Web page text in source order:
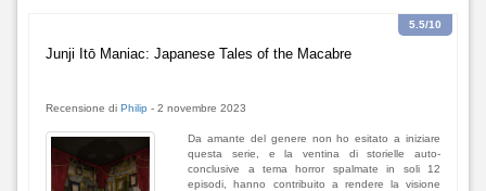
Junji Itō Maniac: Japanese Tales of the Macabre
5.5/10
Recensione di Philip - 2 novembre 2023
Da amante del genere non ho esitato a iniziare
questa serie, e la ventina di storielle auto-
conclusive a tema horror spalmate in soli 12
episodi, hanno contribuito a rendere la visione